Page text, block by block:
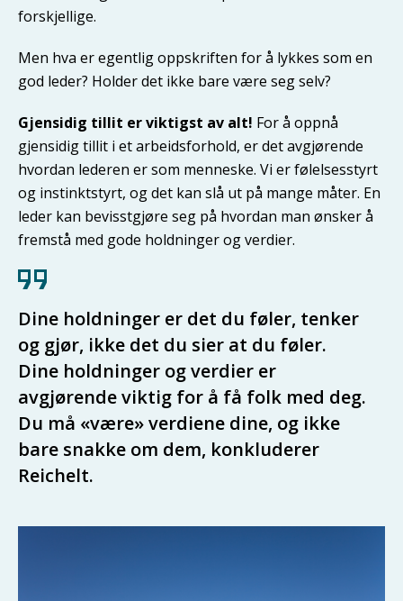
forskjellige.
Men hva er egentlig oppskriften for å lykkes som en
god leder? Holder det ikke bare være seg selv?
Gjensidig tillit er viktigst av alt! For å oppnå
gjensidig tillit i et arbeidsforhold, er det avgjørende
hvordan lederen er som menneske. Vi er følelsesstyrt
og instinktstyrt, og det kan slå ut på mange måter. En
leder kan bevisstgjøre seg på hvordan man ønsker å
fremstå med gode holdninger og verdier.
Dine holdninger er det du føler, tenker
og gjør, ikke det du sier at du føler.
Dine holdninger og verdier er
avgjørende viktig for å få folk med deg.
Du må «være» verdiene dine, og ikke
bare snakke om dem, konkluderer
Reichelt.